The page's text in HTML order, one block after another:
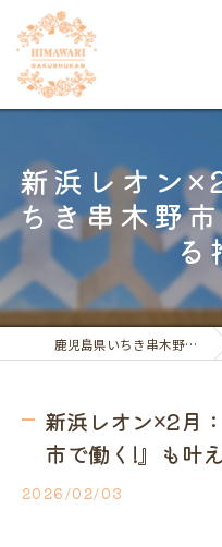
新浜レオン
ちき串木野
る
鹿児島県いちき串木野市の福祉の求人ならひまわり学習館
新浜レオン×2月
市で働く!』も叶
2026/02/03